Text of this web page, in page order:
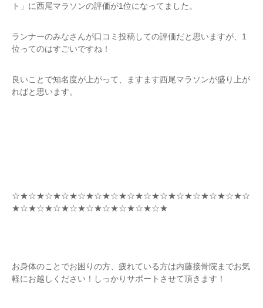
ト」に西尾マラソンの評価が1位になってました。
ランナーのみなさんが口コミ投稿しての評価だと思いますが、1
位ってのはすごいですね！
良いことで知名度が上がって、ますます西尾マラソンが盛り上が
ればと思います。
☆★☆★☆★☆★☆★☆★☆★☆★☆★☆★☆★☆★☆★☆★☆
★☆★☆★☆★☆★☆★☆★☆★☆★☆★
お身体のことでお困りの方、疲れている方は内藤接骨院までお気
軽にお越しください！しっかりサポートさせて頂きます！